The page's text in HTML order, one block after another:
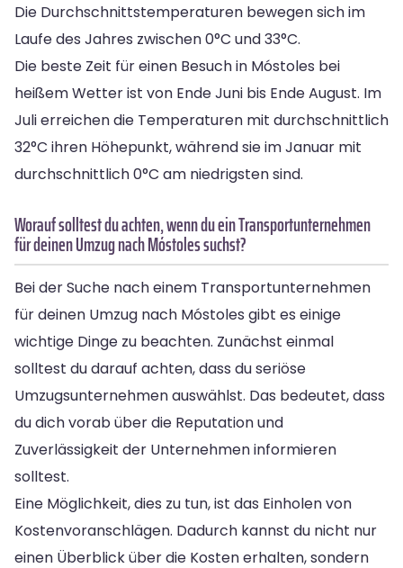
Die Durchschnittstemperaturen bewegen sich im
Laufe des Jahres zwischen 0°C und 33°C.
Die beste Zeit für einen Besuch in Móstoles bei
heißem Wetter ist von Ende Juni bis Ende August. Im
Juli erreichen die Temperaturen mit durchschnittlich
32°C ihren Höhepunkt, während sie im Januar mit
durchschnittlich 0°C am niedrigsten sind.
Worauf solltest du achten, wenn du ein Transportunternehmen
für deinen Umzug nach Móstoles suchst?
Bei der Suche nach einem Transportunternehmen
für deinen Umzug nach Móstoles gibt es einige
wichtige Dinge zu beachten. Zunächst einmal
solltest du darauf achten, dass du seriöse
Umzugsunternehmen auswählst. Das bedeutet, dass
du dich vorab über die Reputation und
Zuverlässigkeit der Unternehmen informieren
solltest.
Eine Möglichkeit, dies zu tun, ist das Einholen von
Kostenvoranschlägen. Dadurch kannst du nicht nur
einen Überblick über die Kosten erhalten, sondern